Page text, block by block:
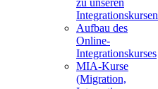
zu unseren
Integrationskursen
Aufbau des
Online-
Integrationskurses
MIA-Kurse
(Migration,